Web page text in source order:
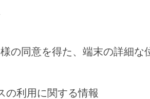
の同意を得た、端末の詳細な
の利用に関する情報